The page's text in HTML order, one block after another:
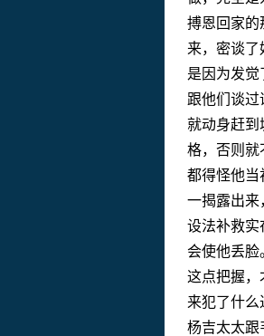
搏恩回家的
来，密谈
是因为发觉
跟他们谈
就动身赶到
格，否则就
都得怪他当
一揭露出来
设法补救实
会使他丢
这点把握，
来犯了什
杨吉太太跟